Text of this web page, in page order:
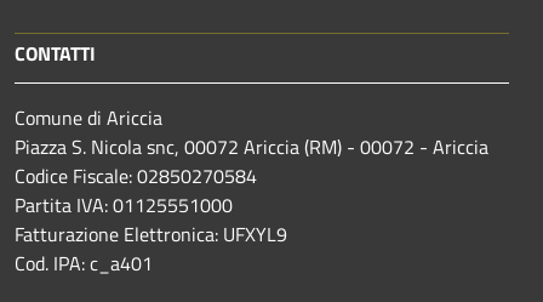
CONTATTI
Comune di Ariccia
Piazza S. Nicola snc, 00072 Ariccia (RM) - 00072 - Ariccia
Codice Fiscale: 02850270584
Partita IVA: 01125551000
Fatturazione Elettronica: UFXYL9
Cod. IPA: c_a401